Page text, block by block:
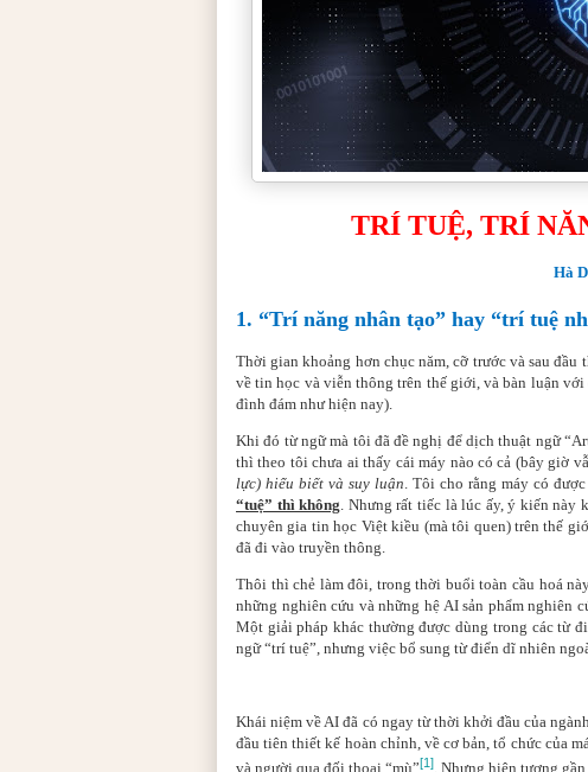
TRÍ TUỆ, TRÍ
Hà
1. “Trí năng nhân tạo” hay “trí tuệ
Thời gian khoảng hơn chục năm, cỡ trước và sau
về tin học và viễn thông trên thế giới, và bàn luận
đình đám như hiện nay).
Khi đó từ ngữ mà tôi đã đề nghị để dịch thuật ngữ
thì theo tôi chưa ai thấy cái máy nào có cả (bây giờ
lực) hiểu biết và suy luận . Tôi cho rằng máy có
“tuệ” thì không . Nhưng rất tiếc là lúc ấy, ý kiến
chuyên gia tin học Việt kiều (mà tôi quen) trên thế
đã đi vào truyền thông.
Thôi thì chẻ làm đôi, trong thời buổi toàn cầu hoá
những nghiên cứu và những hệ AI sản phẩm nghiên
Một giải pháp khác thường được dùng trong các từ
ngữ “trí tuệ”, nhưng việc bổ sung từ điển dĩ nhiên
Khái niệm về AI đã có ngay từ thời khởi đầu của
đầu tiên thiết kế hoàn chỉnh, về cơ bản, tổ chức của
và người qua đối thoại “mù”[1]. Nhưng hiện tượng